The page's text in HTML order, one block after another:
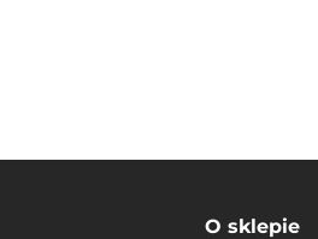
O sklepie